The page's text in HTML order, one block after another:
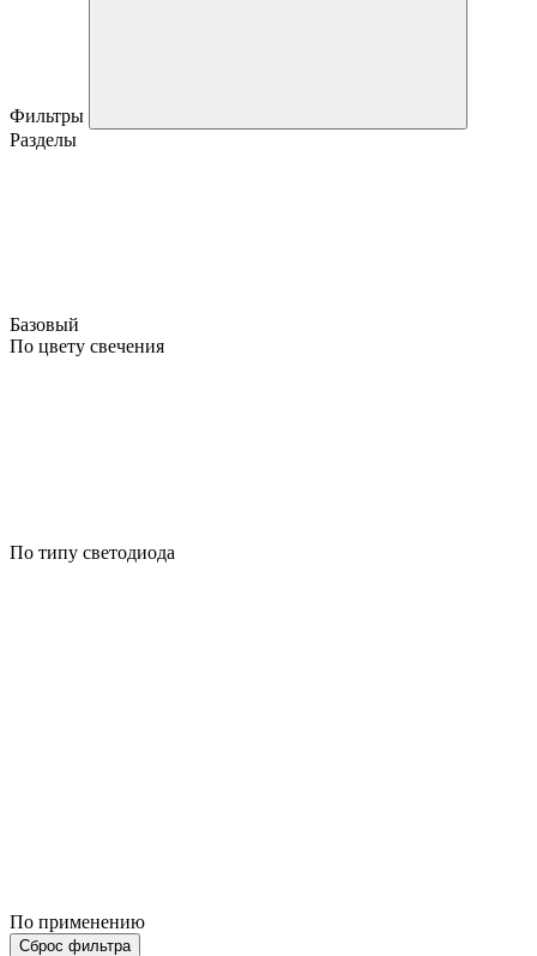
Фильтры
Разделы
Базовый
По цвету свечения
По типу светодиода
По применению
Сброс фильтра